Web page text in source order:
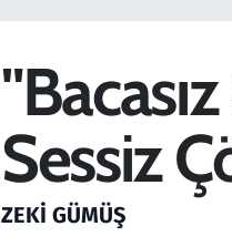
Sessiz
ZEKI GÜMÜŞ